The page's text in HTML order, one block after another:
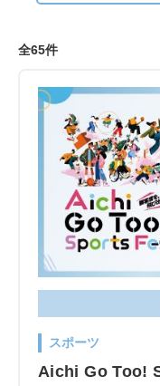
全65件
スポーツ
Aichi Go Too!